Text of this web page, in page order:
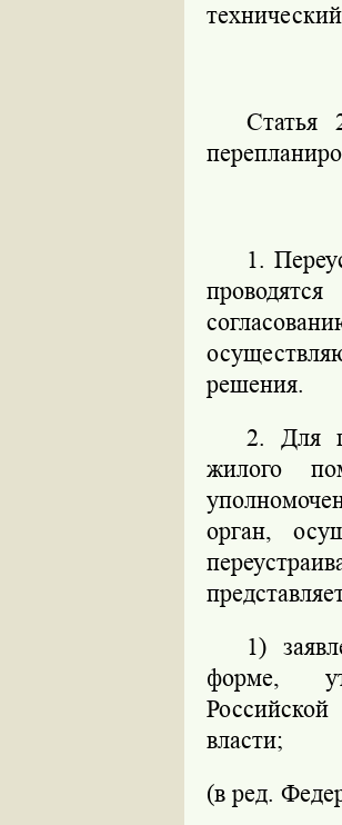
Статья
1.
решения.
2. Для
жилого
орган,
1)
форме,
власти;
(в ред.